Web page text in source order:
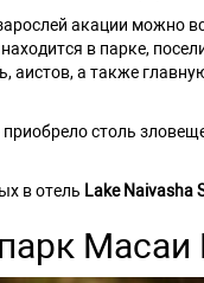
акации можно
в парке,
аистов, а также
столь
в отель Lake Naivasha
Масаи